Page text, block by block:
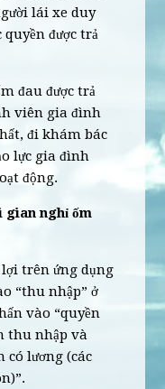
lái xe duy
được trả
đau được trả
viên gia đình
đi khám bác
lực gia đình
động.
gian nghỉ ốm
lợi trên ứng dụng
“thu nhập” ở
vào “quyền
thu nhập và
có lương (các